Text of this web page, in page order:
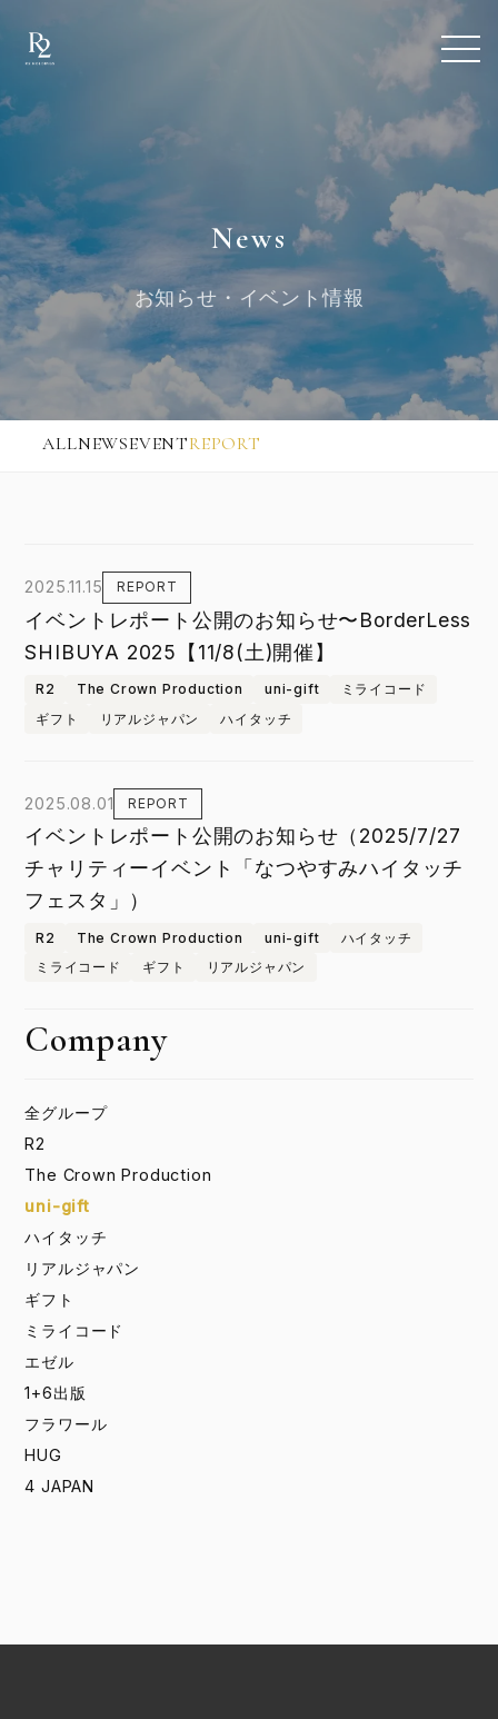
News
お知らせ・イベント情報
ALLNEWSEVENTREPORT
Company
全グループ
R2
The Crown Production
uni-gift
ハイタッチ
リアルジャパン
ギフト
ミライコード
エゼル
1+6出版
フラワール
HUG
4 JAPAN
2025.11.15 REPORT
イベントレポート公開のお知らせ〜BorderLess
SHIBUYA 2025【11/8(土)開催】
R2 The Crown Production uni-gift
ミライコード
ギフト
リアルジャパン ハイタッチ
2025.08.01 REPORT
イベントレポート公開のお知らせ（2025/7/27
チャリティーイベント「なつやすみハイタッチ
フェスタ」）
R2 The Crown Production uni-gift
ハイタッチ
ミライコード
ギフト リアルジャパン